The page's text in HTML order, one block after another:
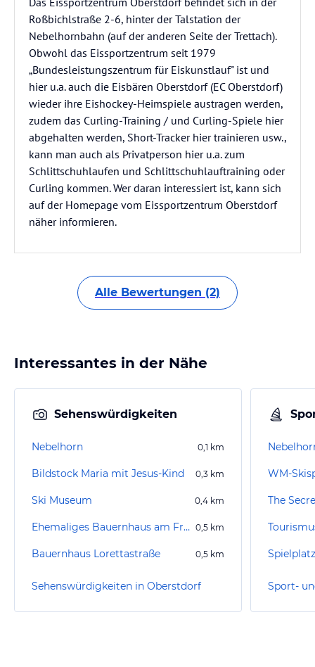
Roßbichlstraße 2-6, hinter der Talstation der
Nebelhornbahn (auf der anderen Seite der Trettach).
Obwohl das Eissportzentrum seit 1979
„Bundesleistungszentrum für Eiskunstlauf" ist und
hier u.a. auch die Eisbären Oberstdorf (EC Oberstdorf)
wieder ihre Eishockey-Heimspiele austragen werden,
zudem das Curling-Training / und Curling-Spiele hier
abgehalten werden, Short-Tracker hier trainieren usw.,
kann man auch als Privatperson hier u.a. zum
Schlittschuhlaufen und Schlittschuhlauftraining oder
Curling kommen. Wer daran interessiert ist, kann sich
auf der Homepage vom Eissportzentrum Oberstdorf
näher informieren.
Alle Bewertungen (2)
Interessantes in der Nähe
Sehenswürdigkeiten
Nebelhorn 0,1 km
Bildstock Maria mit Jesus-Kind 0,3 km
Ski Museum 0,4 km
Ehemaliges Bauernhaus am Frohmarkt 8 0,5 km
Bauernhaus Lorettastraße 0,5 km
Sehenswürdigkeiten in Oberstdorf
The